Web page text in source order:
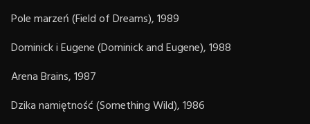
Pole marzeń (Field of Dreams), 1989
Dominick i Eugene (Dominick and Eugene), 1988
Arena Brains, 1987
Dzika namiętność (Something Wild), 1986